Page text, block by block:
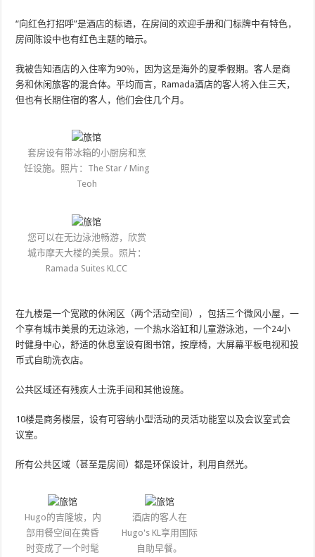
“向红色打招呼”是酒店的标语，在房间的欢迎手册和门标牌中有特色，
房间陈设中也有红色主题的暗示。
我被告知酒店的入住率为90％，因为这是海外的夏季假期。客人是商
务和休闲旅客的混合体。平均而言，Ramada酒店的客人将入住三天，
但也有长期住宿的客人，他们会住几个月。
套房设有带冰箱的小厨房和烹
饪设施。照片：The Star / Ming
Teoh
您可以在无边泳池畅游，欣赏
城市摩天大楼的美景。照片：
Ramada Suites KLCC
在九楼是一个宽敞的休闲区（两个活动空间），包括三个微风小屋，一
个享有城市美景的无边泳池，一个热水浴缸和儿童游泳池，一个24小
时健身中心，舒适的休息室设有图书馆，按摩椅，大屏幕平板电视和投
币式自助洗衣店。
公共区域还有残疾人士洗手间和其他设施。
10楼是商务楼层，设有可容纳小型活动的灵活功能室以及会议室式会
议室。
所有公共区域（甚至是房间）都是环保设计，利用自然光。
Hugo的吉隆坡，内
部用餐空间在黄昏
时变成了一个时髦
酒店的客人在
Hugo's KL享用国际
自助早餐。